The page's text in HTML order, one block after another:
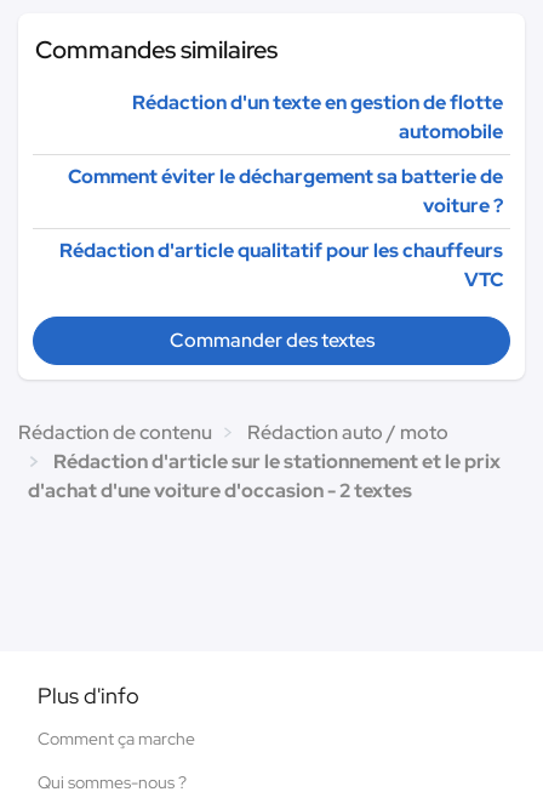
Commandes similaires
Rédaction d'un texte en gestion de flotte
automobile
Comment éviter le déchargement sa batterie de
voiture ?
Rédaction d'article qualitatif pour les chauffeurs
VTC
Commander des textes
Rédaction de contenu
Rédaction auto / moto
Rédaction d'article sur le stationnement et le prix
d'achat d'une voiture d'occasion - 2 textes
Plus d'info
Comment ça marche
Qui sommes-nous ?